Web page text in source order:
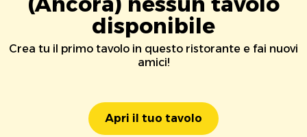
disponibile
Crea tu il primo tavolo in questo ristorante e fai nuovi
amici!
Apri il tuo tavolo